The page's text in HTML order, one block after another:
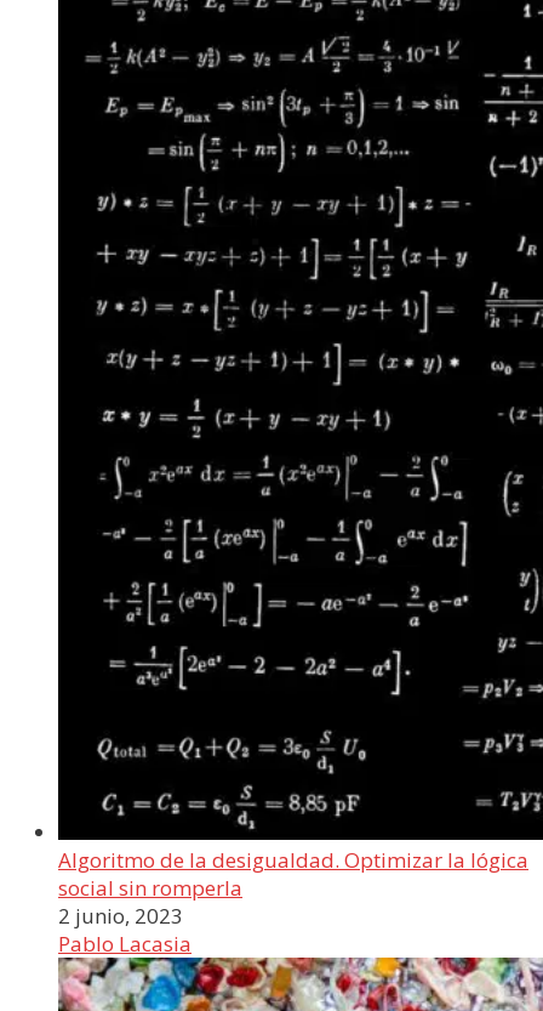
​​Algoritmo de la desigualdad. Optimizar la lógica
social sin romperla
2 junio, 2023
Pablo Lacasia